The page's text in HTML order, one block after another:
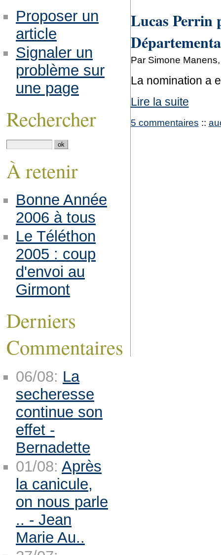
Lucas Perrin
Par Simone
La nomination a
Lire la suite
5 commentaires ::
Proposer un
article
Signaler un
problème sur
une page
Rechercher
À retenir
Bonne Année
2006 à tous
Le Téléthon
2005 : coup
d'envoi au
Girmont
Derniers
Commentaires
06/08: La
secheresse
continue son
effet -
Bernadette
01/08: Après
la canicule,
on nous parle
.. - Jean
Marie Au..